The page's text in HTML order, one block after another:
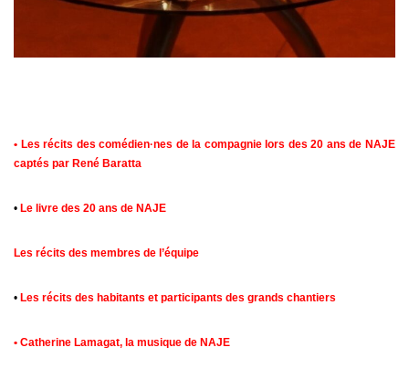
• Les récits des comédien·nes de la compagnie lors des 20 ans de NAJE
captés par René Baratta
• Le livre des 20 ans de NAJE
Les récits des membres de l’équipe
• Les récits des habitants et participants des grands chantiers
• Catherine Lamagat, la musique de NAJE